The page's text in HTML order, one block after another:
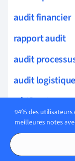
audit financier
rapport audit
audit
audit logistique
vérification
audits
audit
94% des
meilleures notes